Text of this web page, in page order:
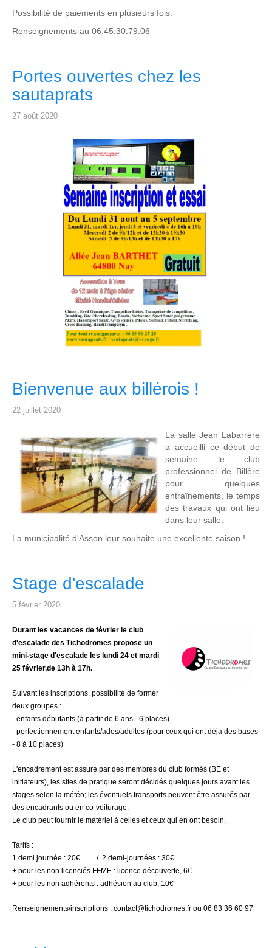
Possibilité de paiements en plusieurs fois.
Renseignements au 06.45.30.79.06
Portes ouvertes chez les
sautaprats
27 août 2020
Bienvenue aux billérois !
22 juillet 2020
La salle Jean Labarrère
a accueilli ce début de
semaine le club
professionnel de Billère
pour quelques
entraînements, le temps
des travaux qui ont lieu
dans leur salle.
La municipalité d'Asson leur souhaite une excellente saison !
Stage d'escalade
5 février 2020
Durant les vacances de février le club
d'escalade des Tichodromes propose un
mini-stage d'escalade les lundi 24 et mardi
25 février,de 13h à 17h.
Suivant les inscriptions, possibilité de former
deux groupes :
- enfants débutants (à partir de 6 ans - 6 places)
- perfectionnement enfants/ados/adultes (pour ceux qui ont déjà des bases
- 8 à 10 places)
L'encadrement est assuré par des membres du club formés (BE et
initiateurs), les sites de pratique seront décidés quelques jours avant les
stages selon la météo; les éventuels transports peuvent être assurés par
des encadrants ou en co-voiturage.
Le club peut fournir le matériel à celles et ceux qui en ont besoin.
Tarifs :
1 demi journée : 20€ / 2 demi-journées : 30€
+ pour les non licenciés FFME : licence découverte, 6€
+ pour les non adhérents : adhésion au club, 10€
Renseignements/inscriptions : contact@tichodromes.fr ou 06 83 36 60 97